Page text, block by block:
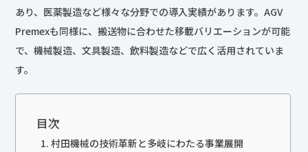
あり、医薬製造など様々な分野での導入実績があります。AGV
Premexも同様に、搬送物に合わせた移載バリエーションが可能
で、機械製造、文具製造、飲料製造などで広く活用されていま
す。
目次
村田機械の技術革新と多岐にわたる事業展開